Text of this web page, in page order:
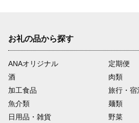
集落支援事業、縁結びプロジェクト推
ン女子支援事業、出雲空港整備利用促進
お礼の品から探す
ANAオリジナル
定期便
酒
肉類
加工食品
旅行・宿
魚介類
麺類
日用品・雑貨
野菜